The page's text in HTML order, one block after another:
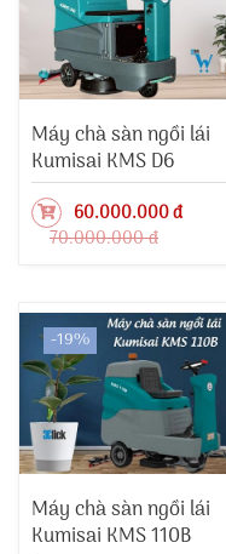
Máy chà sàn ngồi lái
Kumisai KMS D6
60.000.000 đ
70.000.000 đ
-19%
Máy chà sàn ngồi lái
Kumisai KMS 110B